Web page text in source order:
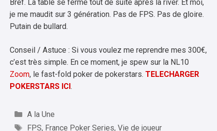
Bref. La table se ferme tout de suite après la river. Et moi,
je me maudit sur 3 génération. Pas de FPS. Pas de gloire.
Putain de bullard.
Conseil / Astuce : Si vous voulez me reprendre mes 300€,
c’est très simple. En ce moment, je spew sur la NL10
Zoom, le fast-fold poker de pokerstars. TELECHARGER
POKERSTARS ICI.
Catégories
A la Une
Étiquettes
FPS, France Poker Series, Vie de joueur